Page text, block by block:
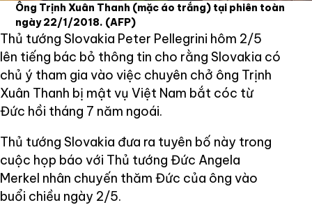
Ông Trịnh Xuân Thanh (mặc áo trắng) tại phiên toàn
ngày 22/1/2018. (AFP)
Thủ tướng Slovakia Peter Pellegrini hôm 2/5
lên tiếng bác bỏ thông tin cho rằng Slovakia có
chủ ý tham gia vào việc chuyên chở ông Trịnh
Xuân Thanh bị mật vụ Việt Nam bắt cóc từ
Đức hồi tháng 7 năm ngoái.
Thủ tướng Slovakia đưa ra tuyên bố này trong
cuộc họp báo với Thủ tướng Đức Angela
Merkel nhân chuyến thăm Đức của ông vào
buổi chiều ngày 2/5.